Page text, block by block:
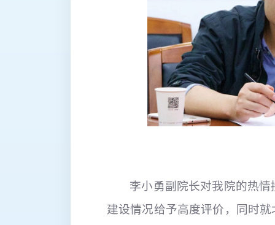
李小勇副院长对我院的热
建设情况给予高度评价，同时